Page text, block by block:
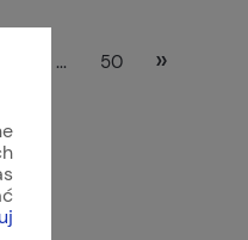
... 50 »